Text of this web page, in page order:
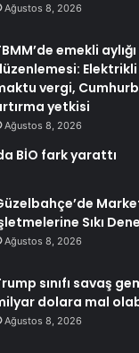
Ağustos 8, 2026
emekli
vergi,
yetkisi
Ağustos 8, 2026
BİO fark yarattı
Sıkı
Ağustos 8, 2026
sınıfı savaş
dolara mal
Ağustos 8, 2026